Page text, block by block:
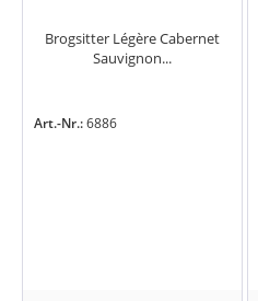
Brogsitter Légère Cabernet
Sauvignon...
Art.-Nr.:6886